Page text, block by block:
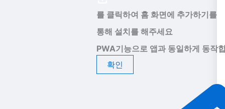
를 클릭하여 홈 화면에 추가하기를
통해 설치를 해주세요
PWA기능으로 앱과 동일하게 동작
확인